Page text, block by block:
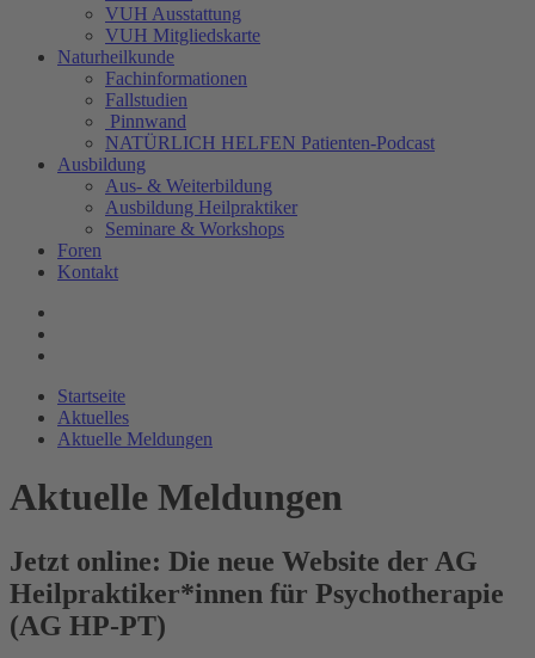
VUH Ausstattung
VUH Mitgliedskarte
Naturheilkunde
Fachinformationen
Fallstudien
Pinnwand
NATÜRLICH HELFEN Patienten-Podcast
Ausbildung
Aus- & Weiterbildung
Ausbildung Heilpraktiker
Seminare & Workshops
Foren
Kontakt
Startseite
Aktuelles
Aktuelle Meldungen
Aktuelle Meldungen
Jetzt online: Die neue Website der AG
Heilpraktiker*innen für Psychotherapie
(AG HP-PT)